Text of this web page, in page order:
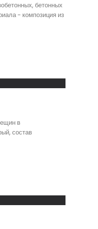
бетонных
- композиция из
в
состав